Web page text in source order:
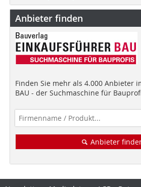
Anbieter finden
Finden Sie mehr als 4.000 Anbieter
BAU - der Suchmaschine für
Anbieter